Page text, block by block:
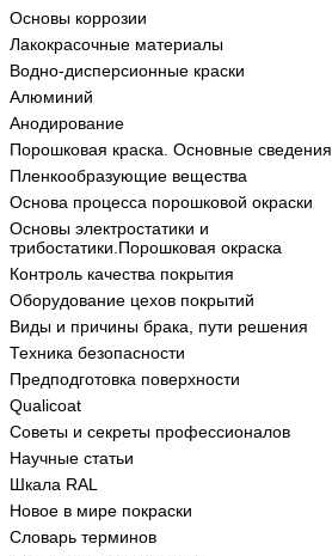
Основы коррозии
Лакокрасочные материалы
Водно-дисперсионные краски
Алюминий
Анодирование
Порошковая краска. Основные сведения
Пленкообразующие вещества
Основа процесса порошковой окраски
Основы электростатики и
трибостатики.Порошковая окраска
Контроль качества покрытия
Оборудование цехов покрытий
Виды и причины брака, пути решения
Техника безопасности
Предподготовка поверхности
Qualicoat
Советы и секреты профессионалов
Научные статьи
Шкала RAL
Новое в мире покраски
Словарь терминов